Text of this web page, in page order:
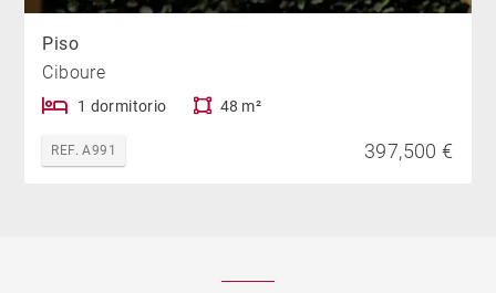
Piso
Ciboure
1 dormitorio 48 m²
REF. A991 397,500 €